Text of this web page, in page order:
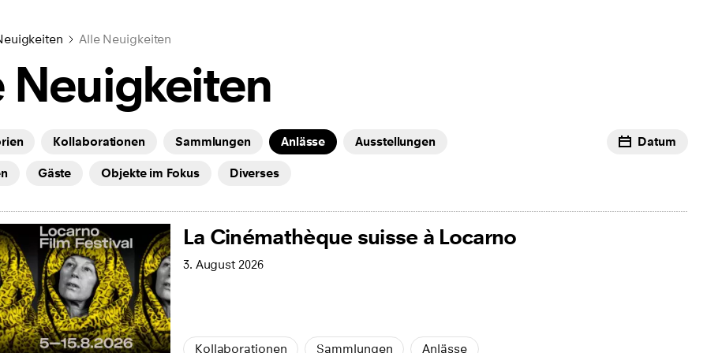
Alle Neuigkeiten
Neuigkeiten
Kollaborationen Sammlungen Anlässe Ausstellungen
Gäste Objekte im Fokus Diverses
Datum
La Cinémathèque suisse à Locarno
3. August 2026
Kollaborationen Sammlungen Anlässe